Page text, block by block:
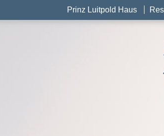
Prinz Luitpold Haus